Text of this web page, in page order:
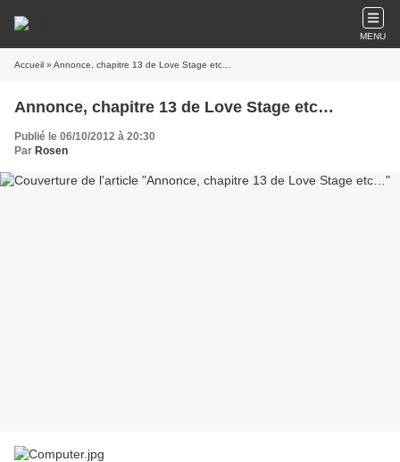
MENU
Accueil » Annonce, chapitre 13 de Love Stage etc…
Annonce, chapitre 13 de Love Stage etc…
Publié le 06/10/2012 à 20:30
Par Rosen